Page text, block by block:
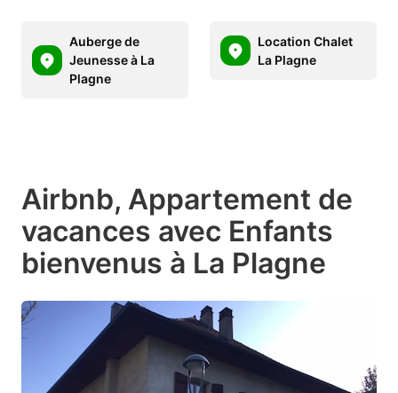
Auberge de
Jeunesse à La
Plagne
Location Chalet
La Plagne
Airbnb, Appartement de
vacances avec Enfants
bienvenus à La Plagne